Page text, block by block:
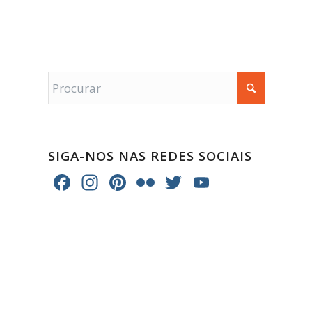
SIGA-NOS NAS REDES SOCIAIS
Facebook
Instagram
Pinterest
FlickrTwitter